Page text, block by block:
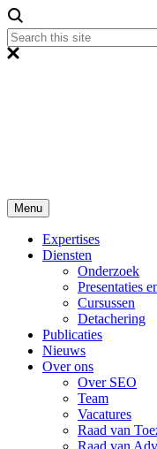
Menu
Expertises
Diensten
Onderzoek
Presentaties
Cursussen
Detachering
Publicaties
Nieuws
Over ons
Over SEO
Team
Vacatures
Raad van
Raad van